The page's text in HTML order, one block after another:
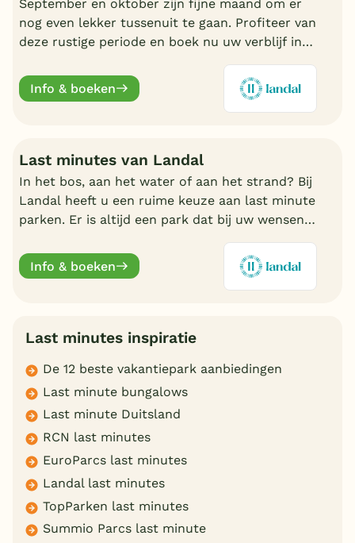
September en oktober zijn fijne maand om er
nog even lekker tussenuit te gaan. Profiteer van
deze rustige periode en boek nu uw verblijf in
Info & boeken
Last minutes van Landal
In het bos, aan het water of aan het strand? Bij
Landal heeft u een ruime keuze aan last minute
parken. Er is altijd een park dat bij uw wensen
online.
Info & boeken
Last minutes inspiratie
De 12 beste vakantiepark aanbiedingen
Last minute bungalows
Last minute Duitsland
RCN last minutes
EuroParcs last minutes
Landal last minutes
TopParken last minutes
Summio Parcs last minute